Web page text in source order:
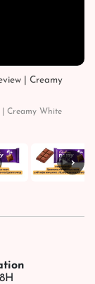
| Creamy
| Creamy White
▶ ›